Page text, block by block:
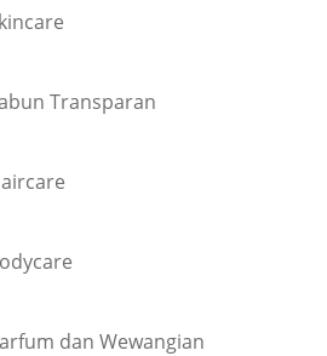
Transparan
dan Wewangian
or personal inquiry?